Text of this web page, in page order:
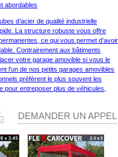
abordables
d’acier de qualité industrielle
La structure robuste vous offre
ce qui vous permet d’avoir
Contrairement aux bâtiments
votre garage amovible si vous le
l’un de nos petits garages amovibles
préfèrent le plus souvent les
entreposer plus de véhicules,
DEMANDER UN APPEL